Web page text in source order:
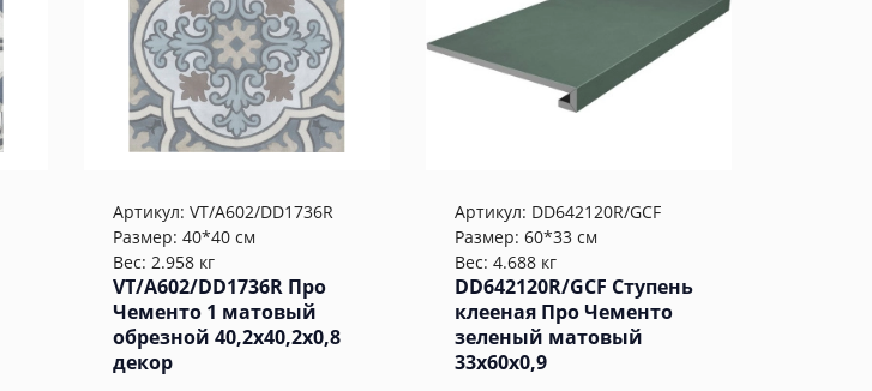
Артикул: VT/A602/DD1736R
Размер: 40*40 см
Вес: 2.958 кг
VT/A602/DD1736R Про
Чементо 1 матовый
обрезной 40,2x40,2x0,8
декор
Артикул: DD642120R/GCF
Размер: 60*33 см
Вес: 4.688 кг
DD642120R/GCF Ступень
клееная Про Чементо
зеленый матовый
33x60x0,9